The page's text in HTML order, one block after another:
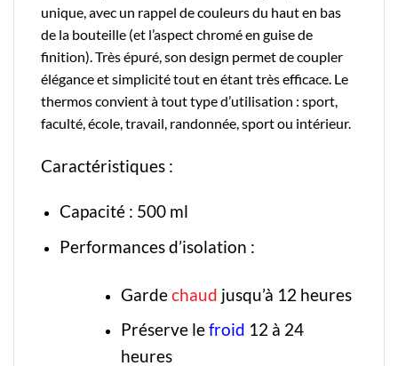
unique, avec un rappel de couleurs du haut en bas
de la bouteille (et l’aspect chromé en guise de
finition). Très épuré, son design permet de coupler
élégance et simplicité tout en étant très efficace. Le
thermos convient à tout type d’utilisation : sport,
faculté, école, travail, randonnée, sport ou intérieur.
Caractéristiques :
Capacité : 500 ml
Performances d’isolation :
Gardechaud jusqu’à 12 heures
Préserve lefroid 12 à 24
heures